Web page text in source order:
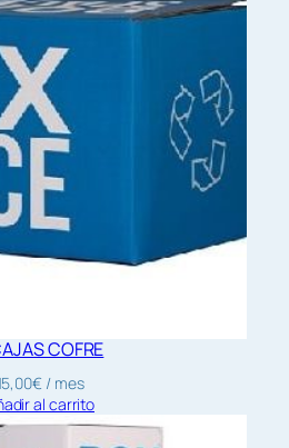
COFRE
€ / mes
al carrito